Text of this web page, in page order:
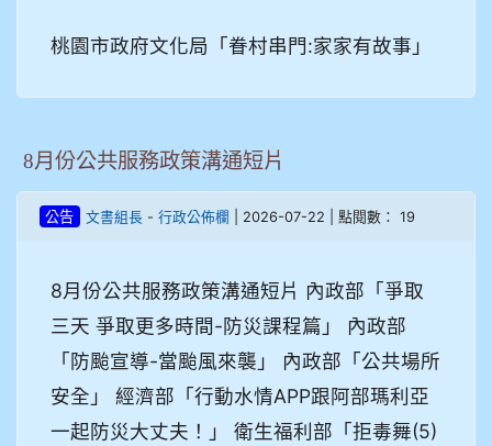
桃園市政府文化局「眷村串門:家家有故事」
8月份公共服務政策溝通短片
公告 文書組長 - 行政公佈欄 | 2026-07-22 | 點閱數： 19
8月份公共服務政策溝通短片 內政部「爭取
三天 爭取更多時間-防災課程篇」 內政部
「防颱宣導-當颱風來襲」 內政部「公共場所
安全」 經濟部「行動水情APP跟阿部瑪利亞
一起防災大丈夫！」 衛生福利部「拒毒舞(5)